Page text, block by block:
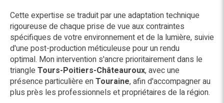
Cette expertise se traduit par une adaptation technique
rigoureuse de chaque prise de vue aux contraintes
spécifiques de votre environnement et de la lumière, suivie
d'une post-production méticuleuse pour un rendu
optimal. Mon intervention s'ancre prioritairement dans le
triangleTours-Poitiers-Châteauroux, avec une
présence particulière enTouraine, afin d'accompagner au
plus près les professionnels et propriétaires de la région.